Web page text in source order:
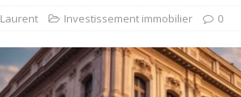
Laurent Investissement immobilier 0